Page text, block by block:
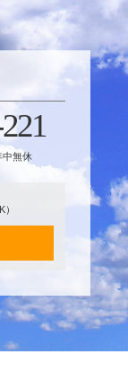
中無休